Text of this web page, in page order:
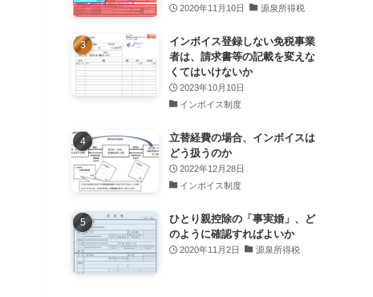
2020年11月10日 源泉所得税
インボイス登録しない免税事業
者は、請求書等の記載を変えな
くてはいけないか
2023年10月10日
インボイス制度
立替経費の場合、インボイスは
どう扱うのか
2022年12月28日
インボイス制度
ひとり親控除の「事実婚」、ど
のように確認すればよいか
2020年11月2日 源泉所得税